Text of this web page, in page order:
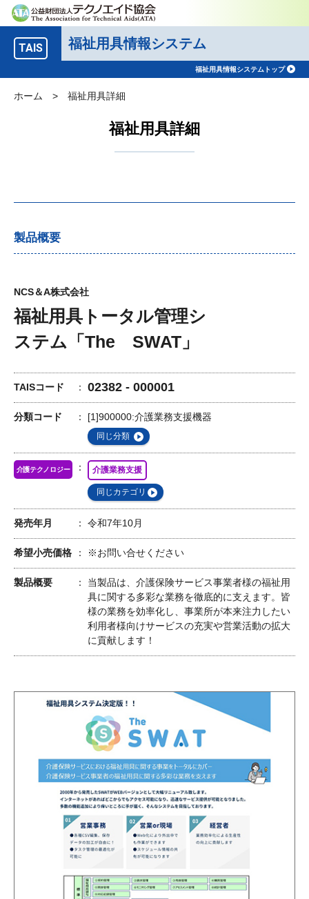
TAIS 福祉用具情報システム
福祉用具情報システムトップ
ホーム > 福祉用具詳細
福祉用具詳細
製品概要
NCS＆A株式会社
福祉用具トータル管理シ
ステム「The SWAT」
TAISコード 02382 - 000001
分類コード [1]900000:介護業務支援機器
同じ分類
介護テクノロジー 介護業務支援
同じカテゴリ
発売年月 令和7年10月
希望小売価格 ※お問い合せください
製品概要
当製品は、介護保険サービス事業者様の福祉用
具に関する多彩な業務を徹底的に支えます。皆
様の業務を効率化し、事業所が本来注力したい
利用者様向けサービスの充実や営業活動の拡大
に貢献します！